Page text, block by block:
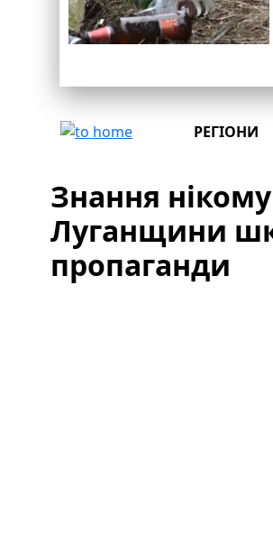
РЕГІОНИ
Знання
Луганщини
пропаганди